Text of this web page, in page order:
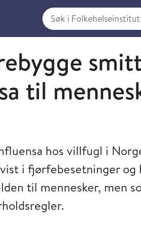
Søk i Folkehelseinstituttet
til
hos villfugl i
i fjørfebesetninger
til mennesker, men